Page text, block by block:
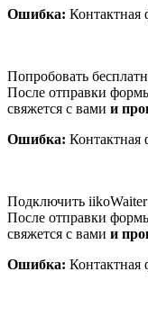
Ошибка: Контактная
Попробовать
После отправки
свяжется с вами и
Ошибка: Контактная
Подключить iikoWaiter
После отправки
свяжется с вами и
Ошибка: Контактная